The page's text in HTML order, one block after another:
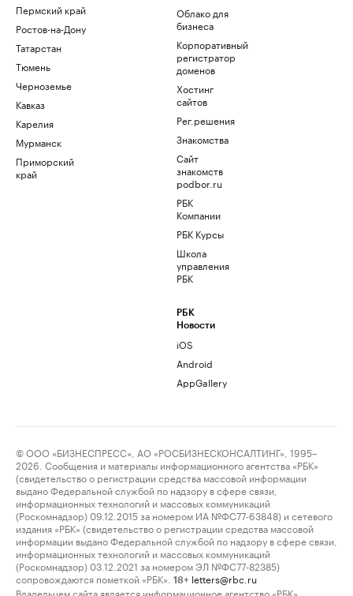
Пермский край
Ростов-на-Дону
Татарстан
Тюмень
Черноземье
Кавказ
Карелия
Мурманск
Приморский
край
Облако для
бизнеса
Корпоративный
регистратор
доменов
Хостинг
сайтов
Рег.решения
Знакомства
Сайт
знакомств
podbor.ru
РБК
Компании
РБК Курсы
Школа
управления
РБК
РБК
Новости
iOS
Android
AppGallery
© ООО «БИЗНЕСПРЕСС», АО «РОСБИЗНЕСКОНСАЛТИНГ», 1995–
2026. Сообщения и материалы информационного агентства «РБК»
(свидетельство о регистрации средства массовой информации
выдано Федеральной службой по надзору в сфере связи,
информационных технологий и массовых коммуникаций
(Роскомнадзор) 09.12.2015 за номером ИА №ФС77-63848) и сетевого
издания «РБК» (свидетельство о регистрации средства массовой
информации выдано Федеральной службой по надзору в сфере связи,
информационных технологий и массовых коммуникаций
(Роскомнадзор) 03.12.2021 за номером ЭЛ №ФС77-82385)
сопровождаются пометкой «РБК».
18+ letters@rbc.ru
Владельцем сайта является информационное агентство «РБК».